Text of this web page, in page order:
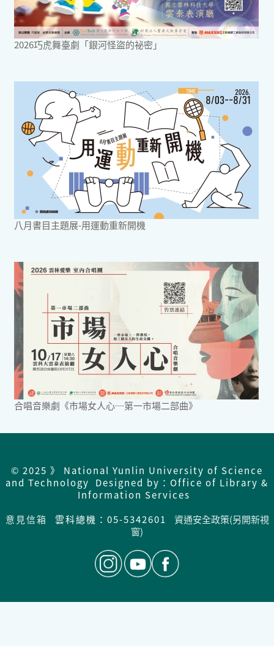
2026巧虎舞臺劇「銀河怪盜的祕密」
八月書目主題展-用運動重新開機
合唱音樂劇《市場女人心─第一市場二部曲》
© 2025 》 National Yunlin University of Science
and Technology Designed by：Office of Library &
Information Services
意見信箱
雲科總機：05-5342601
資通安全政策(另開新視
窗)